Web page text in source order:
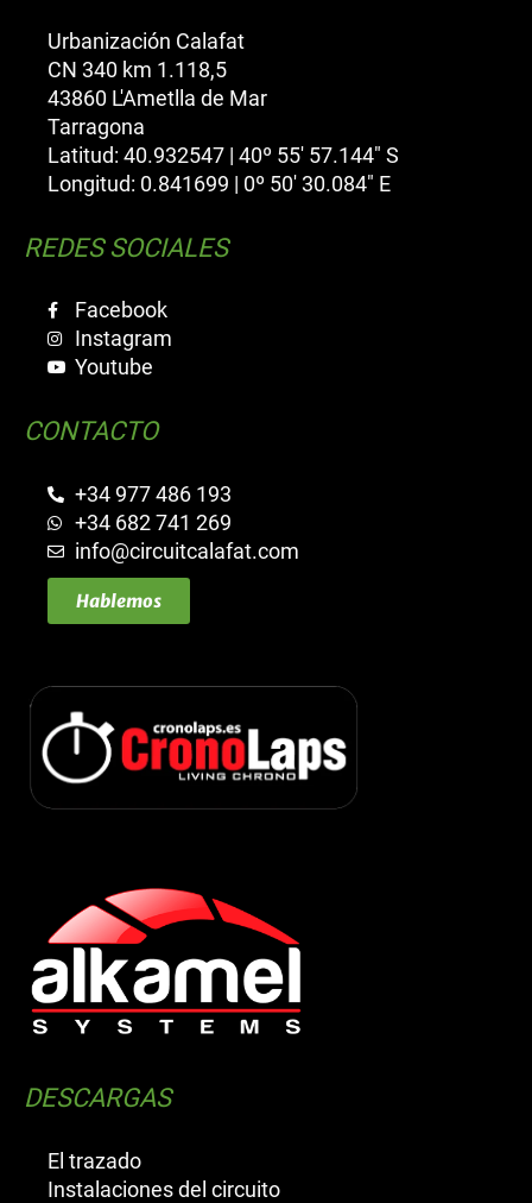
Urbanización Calafat
CN 340 km 1.118,5
43860 L'Ametlla de Mar
Tarragona
Latitud: 40.932547 | 40º 55' 57.144" S
Longitud: 0.841699 | 0º 50' 30.084" E
REDES SOCIALES
Facebook
Instagram
Youtube
CONTACTO
+34 977 486 193
+34 682 741 269
info@circuitcalafat.com
Hablemos
DESCARGAS
El trazado
Instalaciones del circuito